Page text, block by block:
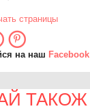
страницы
на наш Facebook
ТАКОЖ